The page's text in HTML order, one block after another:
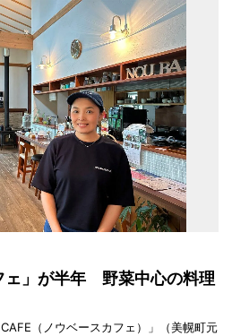
ェ」が半年 野菜中心の料理
（ノウベースカフェ）」（美幌町元